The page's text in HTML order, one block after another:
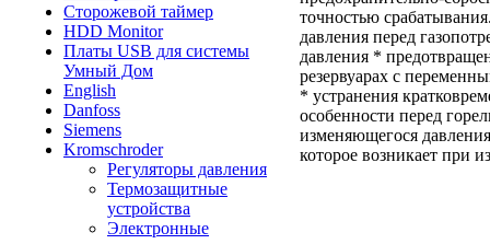
Сторожевой таймер
HDD Monitor
Платы USB для системы
Умный Дом
English
Danfoss
Siemens
Kromschroder
Регуляторы давления
Термозащитные
устройства
Электронные
точностью
давления перед
давления *
резервуарах с
* устранения
особенности перед
изменяющегося
которое возникает при